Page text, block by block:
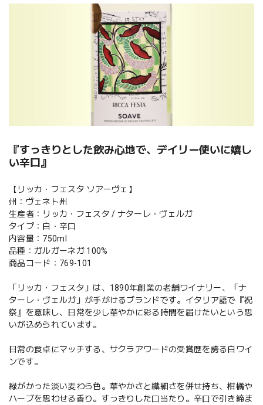
『すっきりとした飲み心地で、デイリー使いに嬉し
い辛口』
【リッカ・フェスタ ソアーヴェ】
州：ヴェネト州
生産者：リッカ・フェスタ / ナターレ・ヴェルガ
タイプ：白・辛口
内容量：750ml
品種：ガルガーネガ 100%
商品コード：769-101
「リッカ・フェスタ」は、1890年創業の老舗ワイナリー、「ナ
ターレ・ヴェルガ」が手がけるブランドです。イタリア語で『祝
祭』を意味し、日常を少し華やかに彩る時間を届けたいという思
いが込められています。
日常の食卓にマッチする、サクラアワードの受賞歴を誇る白ワイ
ンです。
緑がかった淡い麦わら色。華やかさと繊細さを併せ持ち、柑橘や
ハーブを思わせる香り。すっきりした口当たり。辛口で引き締ま